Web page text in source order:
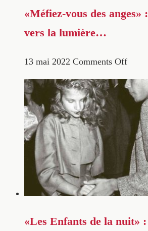
«Méfiez-vous des anges» :
vers la lumière…
13 mai 2022 Comments Off
«Les Enfants de la nuit» :